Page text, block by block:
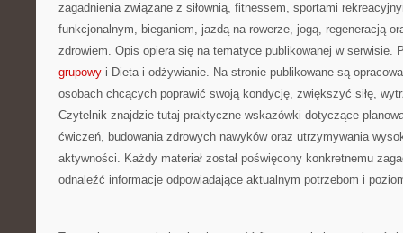
zagadnienia związane z siłownią, fitnessem, sportami
funkcjonalnym, bieganiem, jazdą na rowerze, jogą, regeneracją
zdrowiem. Opis opiera się na tematyce publikowanej w serwisie.
grupowy i Dieta i odżywianie. Na stronie publikowane są
osobach chcących poprawić swoją kondycję, zwiększyć siłę,
Czytelnik znajdzie tutaj praktyczne wskazówki dotyczące
ćwiczeń, budowania zdrowych nawyków oraz utrzymywania
aktywności. Każdy materiał został poświęcony konkretnemu
odnaleźć informacje odpowiadające aktualnym potrzebom i